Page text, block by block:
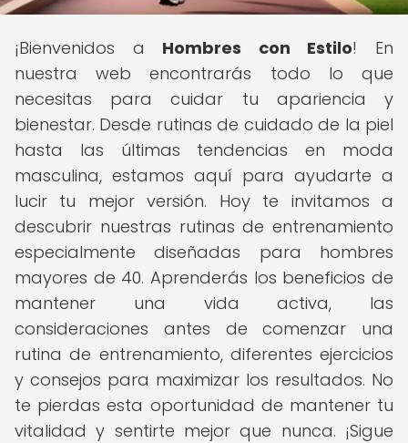
¡Bienvenidos a Hombres con Estilo! En
nuestra web encontrarás todo lo que
necesitas para cuidar tu apariencia y
bienestar. Desde rutinas de cuidado de la piel
hasta las últimas tendencias en moda
masculina, estamos aquí para ayudarte a
lucir tu mejor versión. Hoy te invitamos a
descubrir nuestras rutinas de entrenamiento
especialmente diseñadas para hombres
mayores de 40. Aprenderás los beneficios de
mantener una vida activa, las
consideraciones antes de comenzar una
rutina de entrenamiento, diferentes ejercicios
y consejos para maximizar los resultados. No
te pierdas esta oportunidad de mantener tu
vitalidad y sentirte mejor que nunca. ¡Sigue